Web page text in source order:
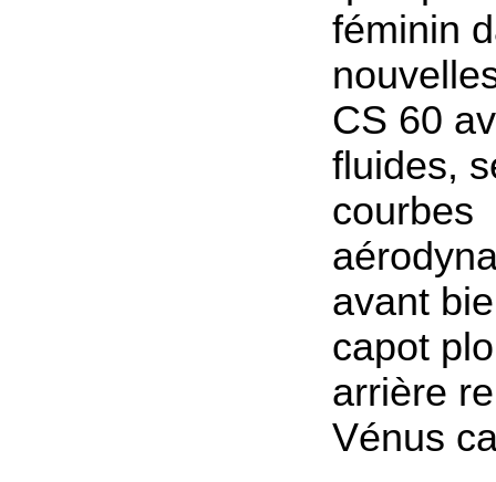
féminin
CS 60
fluides,
courbes
avant
capot
arrière
Vénus